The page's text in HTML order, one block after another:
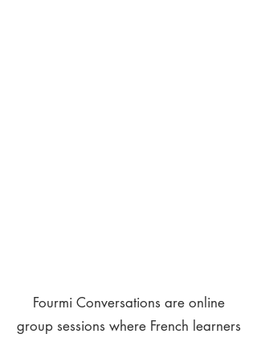
Fourmi Conversations are online
group sessions where French learners